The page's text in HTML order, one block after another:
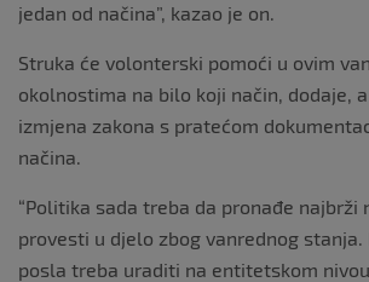
jedan od načina”, kazao je on.
Struka će volonterski pomoći u ovim
okolnostima na bilo koji način, dodaje,
izmjena zakona s pratećom
načina.
“Politika sada treba da pronađe najbrži
provesti u djelo zbog vanrednog stanja.
posla treba uraditi na entitetskom